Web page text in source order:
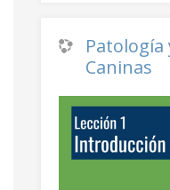
Patología
Caninas